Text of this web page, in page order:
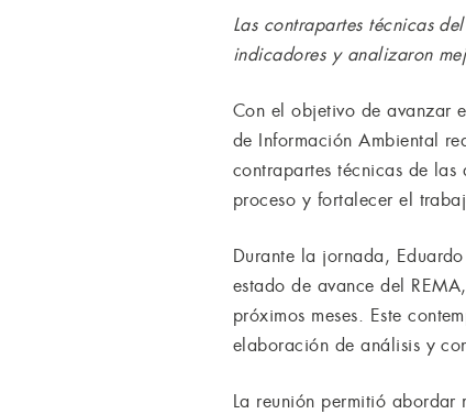
Las contrapartes técnicas
indicadores y analizaron
Con el objetivo de avanzar
de Información Ambiental
contrapartes técnicas de
proceso y fortalecer el
Durante la jornada,
estado de avance del
próximos meses. Este
elaboración de análisis y
La reunión permitió